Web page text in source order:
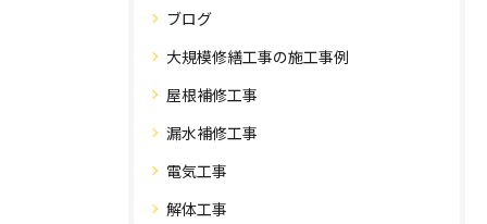
ブログ
大規模修繕工事の施工事例
屋根補修工事
漏水補修工事
電気工事
解体工事